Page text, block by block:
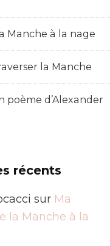
Manche à la nage
la Manche
poème d’Alexander
récents
sur Ma
la Manche à la